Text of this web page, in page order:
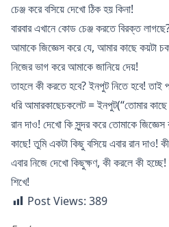
চেঞ্জ করে বসিয়ে দেখো ঠিক হয় কিনা!
বারবার এখানে কোড চেঞ্জ করতে বিরক্ত
আমাকে জিজ্ঞেস করে যে, আমার কাছে কয়টা
নিজের ভাগ করে আমাকে জানিয়ে দেয়!
তাহলে কী করতে হবে? ইনপুট নিতে হবে! তাই
ধরি আমারকাছেচকলেট = ইনপুট(“তোমার
রান দাও! দেখো কি সুন্দর করে তোমাকে
কাছে! তুমি একটা কিছু বসিয়ে এবার রান দাও!
এবার নিজে দেখো কিছুক্ষণ, কী করলে কী
শিখে!
Post Views: 389